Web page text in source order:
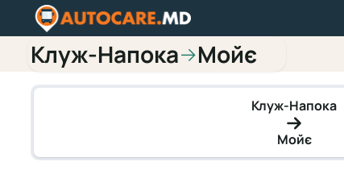
Клуж-Напока→Мойє
Клуж-Напока
Мойє